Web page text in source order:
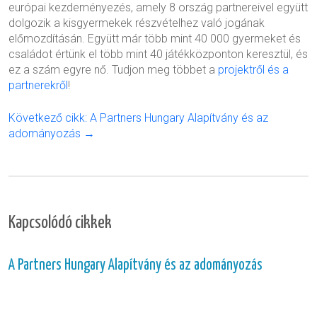
európai kezdeményezés, amely 8 ország partnereivel együtt
dolgozik a kisgyermekek részvételhez való jogának
előmozdításán. Együtt már több mint 40 000 gyermeket és
családot értünk el több mint 40 játékközponton keresztül, és
ez a szám egyre nő. Tudjon meg többet a projektről és a
partnerekről!
Következő cikk: A Partners Hungary Alapítvány és az
adományozás →
Kapcsolódó cikkek
A Partners Hungary Alapítvány és az adományozás